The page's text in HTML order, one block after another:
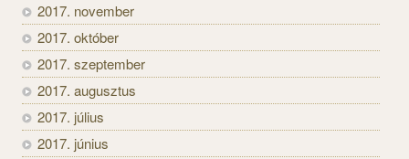
2017. november
2017. október
2017. szeptember
2017. augusztus
2017. július
2017. június